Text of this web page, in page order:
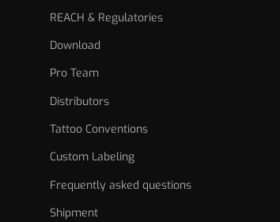
REACH & Regulatories
Download
Pro Team
Distributors
Tattoo Conventions
Custom Labeling
Frequently asked questions
Shipment